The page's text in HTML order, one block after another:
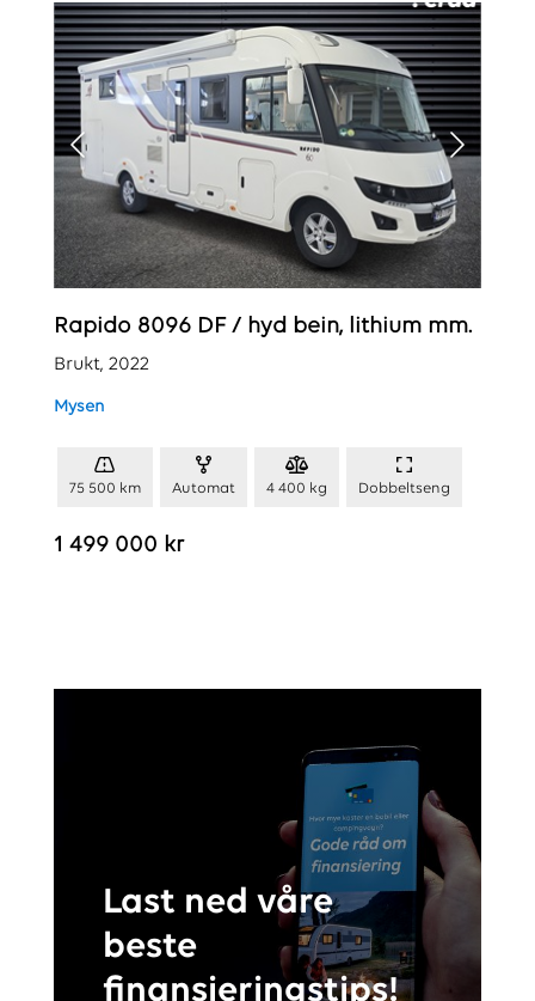
Rapido 8096 DF / hyd bein, lithium mm.
Brukt, 2022
Mysen
75 500 km Automat 4 400 kg Dobbeltseng
1 499 000 kr
Last ned våre
beste
finansieringstips!